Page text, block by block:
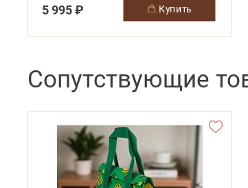
5 995 ₽
купить
Сопутствующие